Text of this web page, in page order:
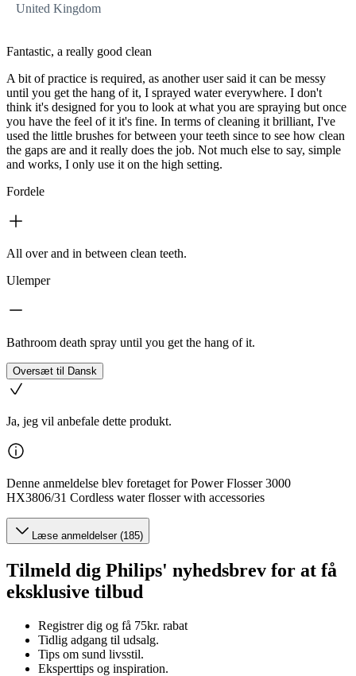
United Kingdom
Fantastic, a really good clean
A bit of practice is required, as another user said it can be messy
until you get the hang of it, I sprayed water everywhere. I don't
think it's designed for you to look at what you are spraying but once
you have the feel of it it's fine. In terms of cleaning it brilliant, I've
used the little brushes for between your teeth since to see how clean
the gaps are and it really does the job. Not much else to say, simple
and works, I only use it on the high setting.
Fordele
All over and in between clean teeth.
Ulemper
Bathroom death spray until you get the hang of it.
Oversæt til Dansk
Ja, jeg vil anbefale dette produkt.
Denne anmeldelse blev foretaget for Power Flosser 3000
HX3806/31 Cordless water flosser with accessories
Læse anmeldelser (185)
Tilmeld dig Philips' nyhedsbrev for at få
eksklusive tilbud
Registrer dig og få 75kr. rabat
Tidlig adgang til udsalg.
Tips om sund livsstil.
Eksperttips og inspiration.